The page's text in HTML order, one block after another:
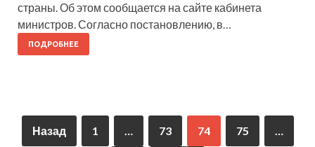
страны. Об этом сообщается на сайте кабинета
министров. Согласно постановлению, в…
ПОДРОБНЕЕ
Назад 1 … 73 74 75 …